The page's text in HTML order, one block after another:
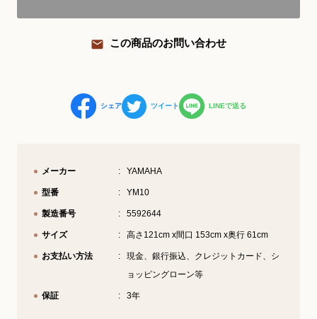
三木楽器 開成館
この商品のお問い合わせ
シェア ツイート LINEで送る
メーカー YAMAHA
型番 YM10
製造番号 5592644
サイズ 高さ121cm x間口 153cm x奥行 61cm
お支払い方法
現金、銀行振込、クレジットカード、シ
ョッピングローン等
保証 3年